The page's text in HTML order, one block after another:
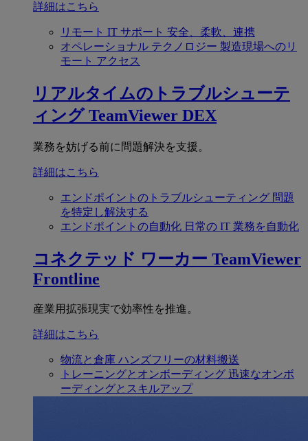
詳細はこちら
リモート IT サポート 安全、柔軟、連携
オペレーショナル テクノロジー 製造現場へのリ
モート アクセス
リアルタイムのトラブルシューテ
ィング TeamViewer DEX
業務を妨げる前に問題解決を支援。
詳細はこちら
エンドポイントのトラブルシューティング 問題
を特定し解決する
エンドポイントの自動化 日常の IT 業務を自動化
コネクテッド ワーカー TeamViewer
Frontline
産業用拡張現実で効率性を推進。
詳細はこちら
物流と倉庫 ハンズフリーの材料搬送
トレーニングとオンボーディング 迅速なオンボ
ーディングとスキルアップ